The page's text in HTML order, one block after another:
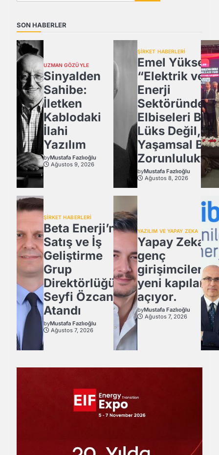
SON HABERLER
UZMAN GÖZÜYLE
Sinyalden
Sahibe:
İletken
Kablodaki
İlahi
Yazılım
byMustafa Fazlıoğlu
Ağustos 9, 2026
ŞİRKET HABERLERİ
Emel Yüksel:
“Elektrik ve
Enerji
Sektöründe İş
Elbiseleri Bir
Lüks Değil,
Yaşamsal Bir
Zorunluluktur
byMustafa Fazlıoğlu
Ağustos 8, 2026
ŞİRKET HABERLERİ
Beta Enerji’nin
Satış ve İş
Geliştirme
Grup
Direktörlüğü’ne
Seyfi Özcan
Atandı
byMustafa Fazlıoğlu
Ağustos 7, 2026
YAZILIM VE YAPAY ZEKA
Yapay Zeka,
genç
girişimcilere
yeni kapılar
açıyor.
byMustafa Fazlıoğlu
Ağustos 7, 2026